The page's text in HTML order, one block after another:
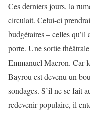
Ces derniers jours, la
circulait. Celui-ci
budgétaires – celles
porte. Une sortie
Emmanuel Macron. Car
Bayrou est devenu un
sondages. S’il ne se fait
redevenir populaire, il